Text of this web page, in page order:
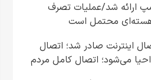
ارائه شد/عملیات تصرف
محتمل است
اینترنت صادر شد؛ اتصال
می‌شود؛ اتصال کامل مردم